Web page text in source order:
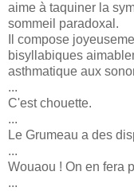
aime à taquiner la
sommeil paradoxal.
Il compose
bisyllabiques
asthmatique aux
...
C'est chouette.
...
Le Grumeau a des
...
Wouaou ! On en fera
...